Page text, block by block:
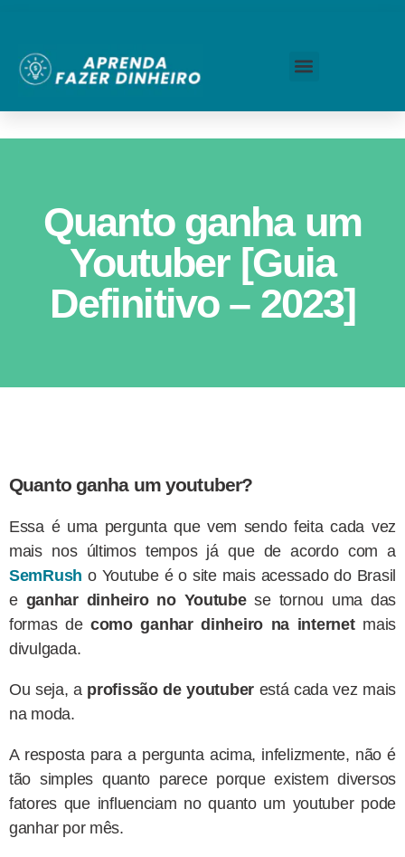
Quanto ganha um
Youtuber [Guia
Definitivo – 2023]
Quanto ganha um youtuber?
Essa é uma pergunta que vem sendo feita cada vez
mais nos últimos tempos já que de acordo com a
SemRush o Youtube é o site mais acessado do Brasil
e ganhar dinheiro no Youtubese tornou uma das
formas de como ganhar dinheiro na internetmais
divulgada.
Ou seja, a profissão de youtuber está cada vez mais
na moda.
A resposta para a pergunta acima, infelizmente, não é
tão simples quanto parece porque existem diversos
fatores que influenciam no quanto um youtuber pode
ganhar por mês.